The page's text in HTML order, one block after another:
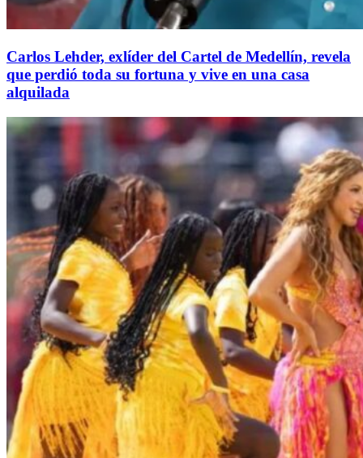
Carlos Lehder, exlíder del Cartel de Medellín, revela
que perdió toda su fortuna y vive en una casa
alquilada